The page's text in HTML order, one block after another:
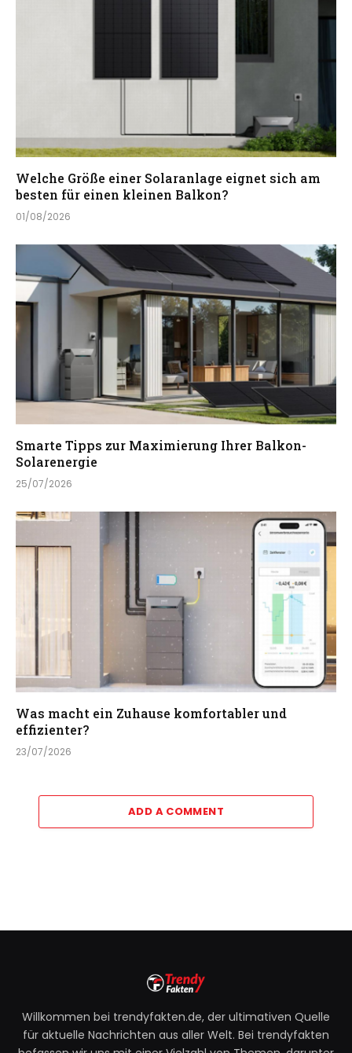
Welche Größe einer Solaranlage eignet sich am
besten für einen kleinen Balkon?
01/08/2026
Smarte Tipps zur Maximierung Ihrer Balkon-
Solarenergie
25/07/2026
Was macht ein Zuhause komfortabler und
effizienter?
23/07/2026
ADD A COMMENT
Willkommen bei trendyfakten.de, der ultimativen Quelle
für aktuelle Nachrichten aus aller Welt. Bei trendyfakten